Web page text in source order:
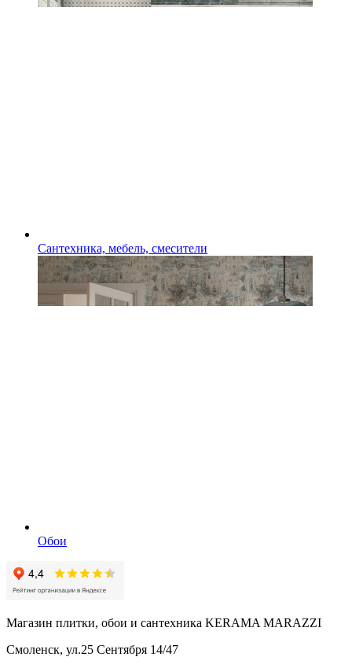
Сантехника, мебель, смесители
Обои
Магазин плитки, обои и сантехника KERAMA MARAZZI
Смоленск, ул.25 Сентября 14/47